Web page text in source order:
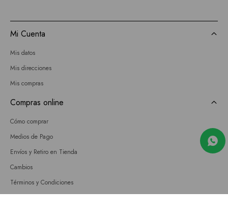
Mi Cuenta
Mis datos
Mis direcciones
Mis compras
Compras online
Cómo comprar
Medios de Pago
Envíos y Retiro en Tienda
Cambios
Términos y Condiciones